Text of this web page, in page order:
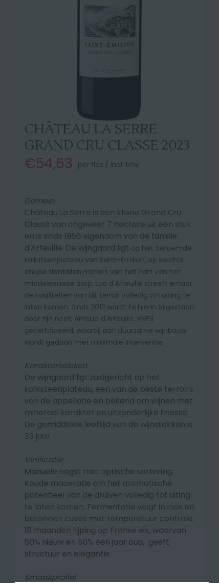
CHÂTEAU LA SERRE
GRAND CRU CLASSE 2023
€54,63 per fles / incl. btw
Domein
Château La Serre is een kleine Grand Cru
Classé van ongeveer 7 hectare uit één stuk
en is sinds 1956 eigendom van de familie
d'Arfeuille. De wijngaard ligt op het beroemde
kalksteenplateau van Saint-Emilion, op slechts
enkele tientallen meters van het hart van het
middeleeuwse dorp. Luc d'Arfeuille streeft ernaar
de kwaliteiten van dit terroir volledig tot uiting te
laten komen. Sinds 2013 wordt hij hierin bijgestaan
door zijn neef, Arnaud d'Arfeuille. HVE3
gecertificeerd, waarbij aan duurzame wijnbouw
wordt gedaan met minimale interventie.
Karakteristieken
De wijngaard ligt zuidgericht op het
kalksteenplateau, een van de beste terroirs
van de appellatie en bekend om wijnen met
mineraal karakter en uitzonderlijke finesse.
De gemiddelde leeftijd van de wijnstokken is
35 jaar.
Vinificatie
Manuele oogst met optische sortering.
Koude maceratie om het aromatische
potentieel van de druiven volledig tot uiting
te laten komen. Fermentatie volgt in inox en
betonnen cuves met temperatuur controle.
18 maanden rijping op Franse eik, waarvan
50% nieuw en 50% één jaar oud, geeft
structuur en elegantie.
Smaakprofiel